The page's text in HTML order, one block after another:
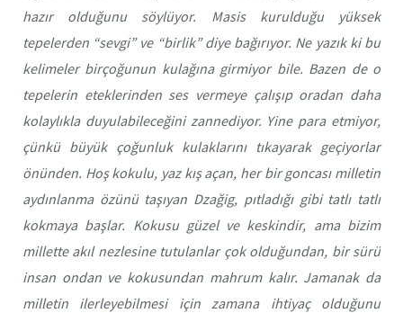
hazır olduğunu söylüyor. Masis kurulduğu yüksek
tepelerden “sevgi” ve “birlik” diye bağırıyor. Ne yazık ki bu
kelimeler birçoğunun kulağına girmiyor bile. Bazen de o
tepelerin eteklerinden ses vermeye çalışıp oradan daha
kolaylıkla duyulabileceğini zannediyor. Yine para etmiyor,
çünkü büyük çoğunluk kulaklarını tıkayarak geçiyorlar
önünden. Hoş kokulu, yaz kış açan, her bir goncası milletin
aydınlanma özünü taşıyan Dzağig, pıtladığı gibi tatlı tatlı
kokmaya başlar. Kokusu güzel ve keskindir, ama bizim
millette akıl nezlesine tutulanlar çok olduğundan, bir sürü
insan ondan ve kokusundan mahrum kalır. Jamanak da
milletin ilerleyebilmesi için zamana ihtiyaç olduğunu